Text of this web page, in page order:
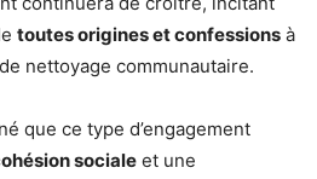
toutes origines et confessions à
nettoyage communautaire.
que ce type d’engagement
sociale et une